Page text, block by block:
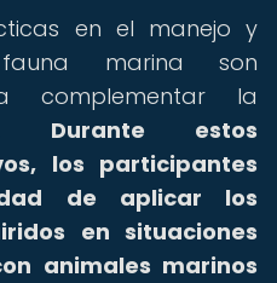
en el manejo y
marina son
complementar la
Durante estos
los participantes
de aplicar los
en situaciones
animales marinos